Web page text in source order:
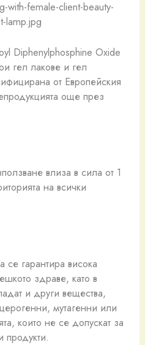
Diphenylphosphine Oxide
гел лакове и гел
от Европейския
още през
влиза в сила от 1
на всички
гарантира висока
здраве, като в
и други вещества,
мутагенни или
които не се допускат за
продукти.